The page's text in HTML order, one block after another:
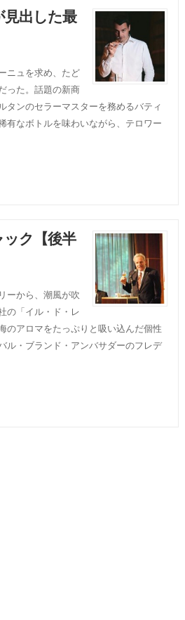
出した最
ニュを求め、たど
った。話題の新商
タンのセラーマスターを務めるバティ
有なボトルを味わいながら、テロワー
ク【後半
ーから、潮風が吹
の「イル・ド・レ
のアロマをたっぷりと吸い込んだ個性
ル・ブランド・アンバサダーのフレデ